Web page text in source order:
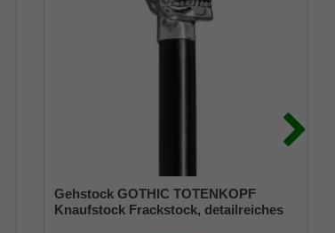
Gehstock GOTHIC TOTENKOPF
Knaufstock Frackstock, detailreiches